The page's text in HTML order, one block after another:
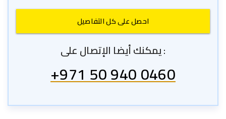
يمكنك أيضا الإتصال على :
+971 50 940 0460